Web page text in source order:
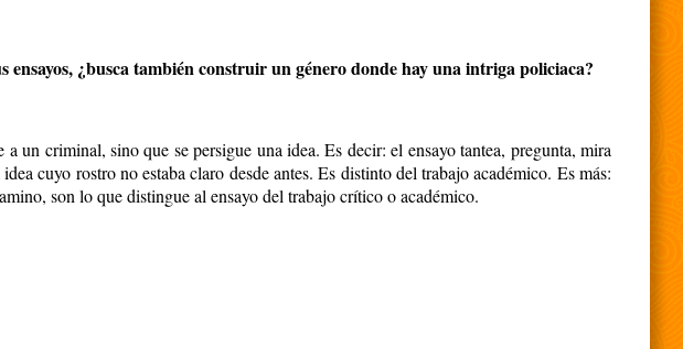
¿busca también construir un género donde hay una intriga policiaca?
un criminal, sino que se persigue una idea. Es decir: el ensayo tantea, pregunta, mira
cuyo rostro no estaba claro desde antes. Es distinto del trabajo académico. Es más:
son lo que distingue al ensayo del trabajo crítico o académico.